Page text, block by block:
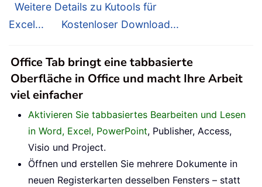
Weitere Details zu Kutools für
Excel...
Kostenloser Download...
Office Tab bringt eine tabbasierte
Oberfläche in Office und macht Ihre Arbeit
viel einfacher
Aktivieren Sie tabbasiertes Bearbeiten und Lesen
in Word, Excel, PowerPoint, Publisher, Access,
Visio und Project.
Öffnen und erstellen Sie mehrere Dokumente in
neuen Registerkarten desselben Fensters – statt